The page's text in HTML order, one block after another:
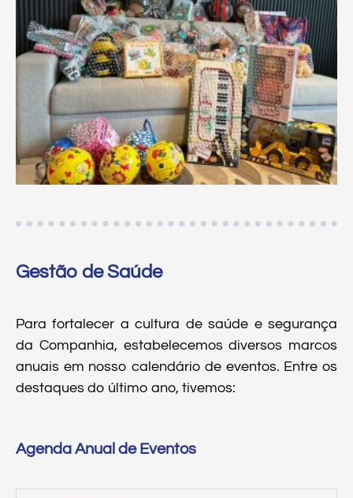
Gestão de Saúde
Para fortalecer a cultura de saúde e segurança
da Companhia, estabelecemos diversos marcos
anuais em nosso calendário de eventos. Entre os
destaques do último ano, tivemos:
Agenda Anual de Eventos